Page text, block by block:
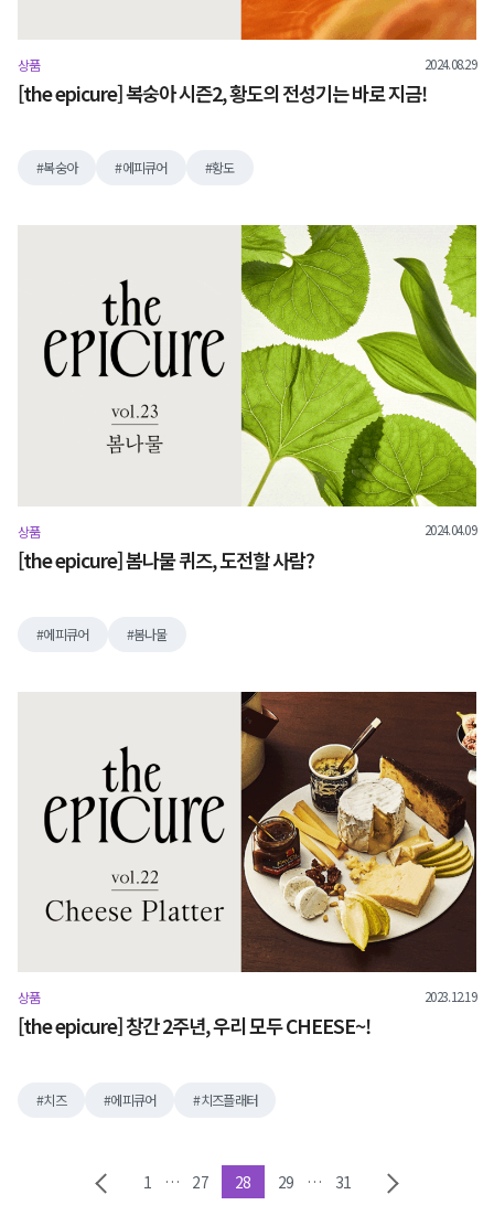
상품 2024.08.29
[the epicure] 복숭아 시즌2, 황도의 전성기는 바로 지금!
복숭아 에피큐어 황도
상품 2024.04.09
[the epicure] 봄나물 퀴즈, 도전할 사람?
에피큐어 봄나물
상품 2023.12.19
[the epicure] 창간 2주년, 우리 모두 CHEESE~!
치즈 에피큐어 치즈플래터
1 … 27 28 29 … 31